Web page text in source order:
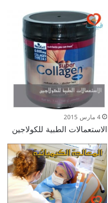
4 مارس 2015
الاستعمالات الطبية للكولاجين